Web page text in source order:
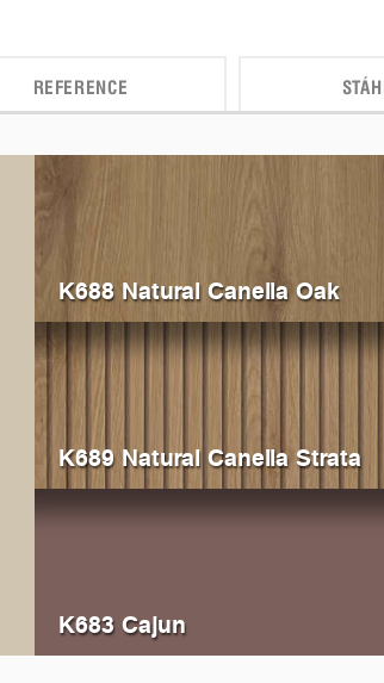
REFERENCE
0514Ivory
K688 Natural Canella Oak
K689 Natural Canella Strata
K683 Cajun